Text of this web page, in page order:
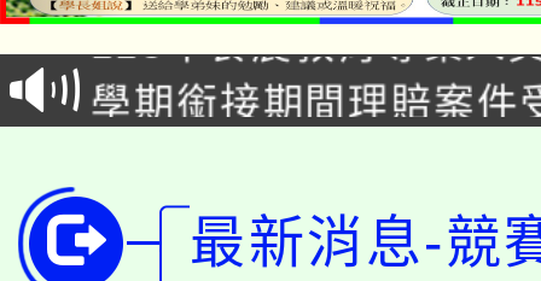
會
115年食農教育專業人
程
學期銜接期間理賠案件
版
公告本校115學年度第
「2026金融保險知識
最新消息-競